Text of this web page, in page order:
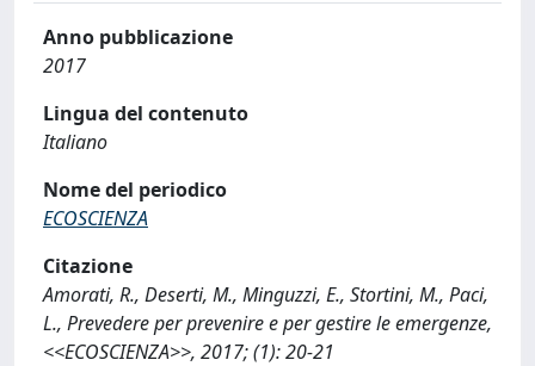
Anno pubblicazione
2017
Lingua del contenuto
Italiano
Nome del periodico
ECOSCIENZA
Citazione
Amorati, R., Deserti, M., Minguzzi, E., Stortini, M., Paci,
L., Prevedere per prevenire e per gestire le emergenze,
<<ECOSCIENZA>>, 2017; (1): 20-21